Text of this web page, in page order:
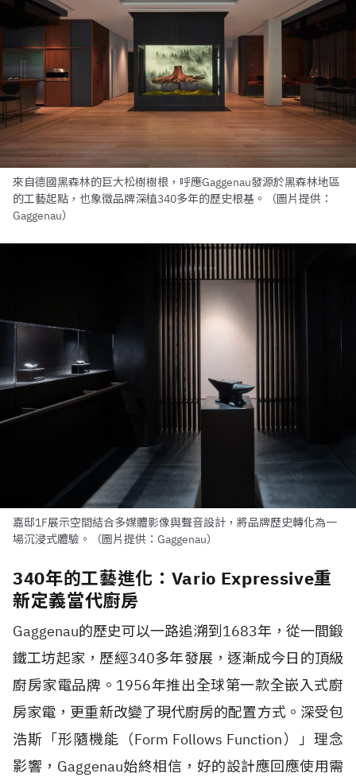
來自德國黑森林的巨大松樹樹根，呼應Gaggenau發源於黑森林地區
的工藝起點，也象徵品牌深植340多年的歷史根基。（圖片提供：
Gaggenau）
嘉邸1F展示空間結合多媒體影像與聲音設計，將品牌歷史轉化為一
場沉浸式體驗。（圖片提供：Gaggenau）
340年的工藝進化：Vario Expressive重
新定義當代廚房
Gaggenau的歷史可以一路追溯到1683年，從一間鍛
鐵工坊起家，歷經340多年發展，逐漸成今日的頂級
廚房家電品牌。1956年推出全球第一款全嵌入式廚
房家電，更重新改變了現代廚房的配置方式。深受包
浩斯「形隨機能（Form Follows Function）」理念
影響，Gaggenau始終相信，好的設計應回應使用需